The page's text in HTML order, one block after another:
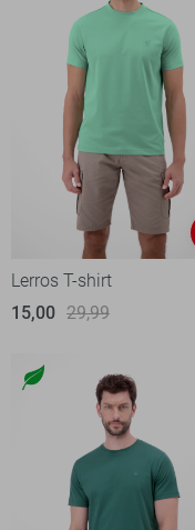
Lerros T-shirt
15,00 29,99